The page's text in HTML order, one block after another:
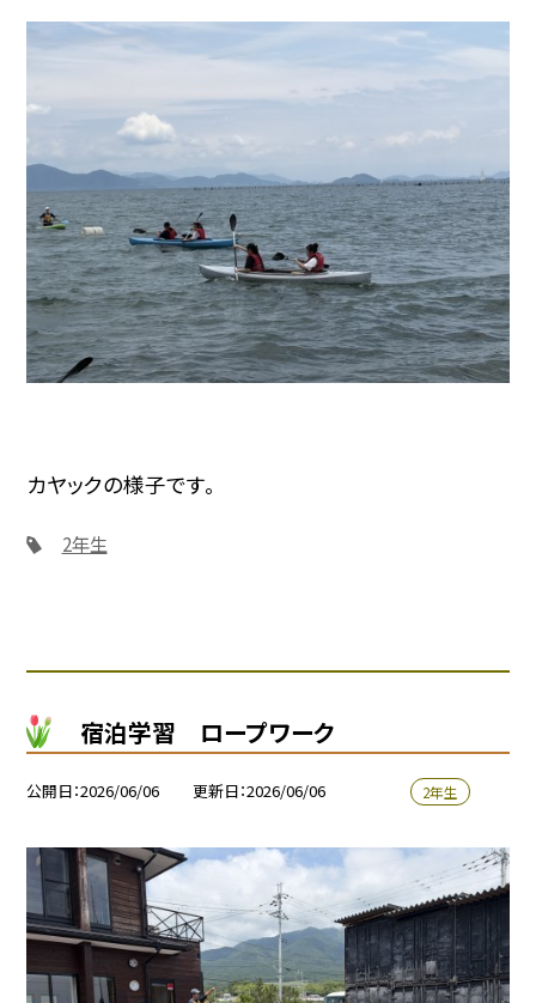
カヤックの様子です。
2年生
宿泊学習 ロープワーク
公開日 2026/06/06 更新日 2026/06/06 2年生